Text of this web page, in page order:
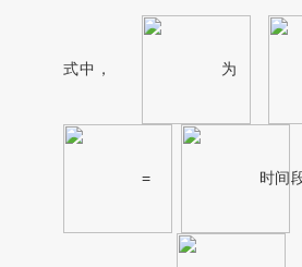
式中， 为
= 时间